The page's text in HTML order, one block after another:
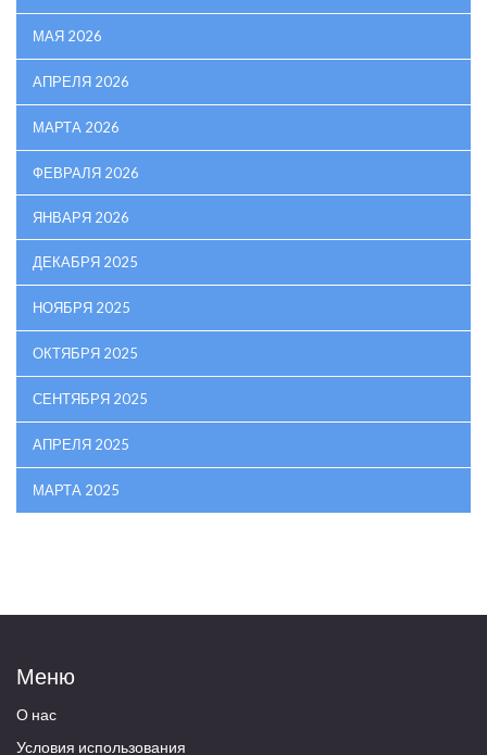
МАЯ 2026
АПРЕЛЯ 2026
МАРТА 2026
ФЕВРАЛЯ 2026
ЯНВАРЯ 2026
ДЕКАБРЯ 2025
НОЯБРЯ 2025
ОКТЯБРЯ 2025
СЕНТЯБРЯ 2025
АПРЕЛЯ 2025
МАРТА 2025
Меню
О нас
Условия использования